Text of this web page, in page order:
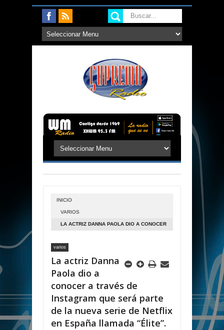
INICIO
VARIOS
LA ACTRIZ DANNA PAOLA DIO A CONOCER
PARTE DE LA NUEVA SERIE DE NETFLIX
EN ESPAÑA LLAMADA “ÉLITE”.
varios
La actriz Danna
Paola dio a
conocer a través de
Instagram que será parte
de la nueva serie de Netflix
en España llamada “Élite”.